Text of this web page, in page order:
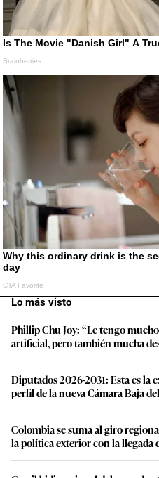
Lo más visto
Phillip Chu Joy: “Le tengo
artificial, pero también mucha
Diputados 2026-2031: Esta es la
perfil de la nueva Cámara Baja
Colombia se suma al giro
la política exterior con la llegada